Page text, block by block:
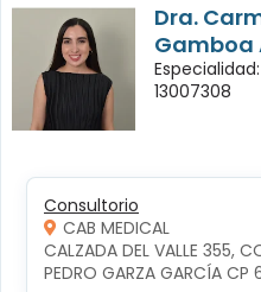
Dra.
Gamboa
13007308
Consultorio
CAB MEDICAL
CALZADA DEL VALLE 355,
PEDRO GARZA GARCÍA CP